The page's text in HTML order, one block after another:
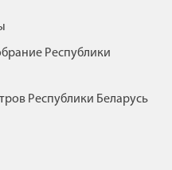
Республики
Республики Беларусь